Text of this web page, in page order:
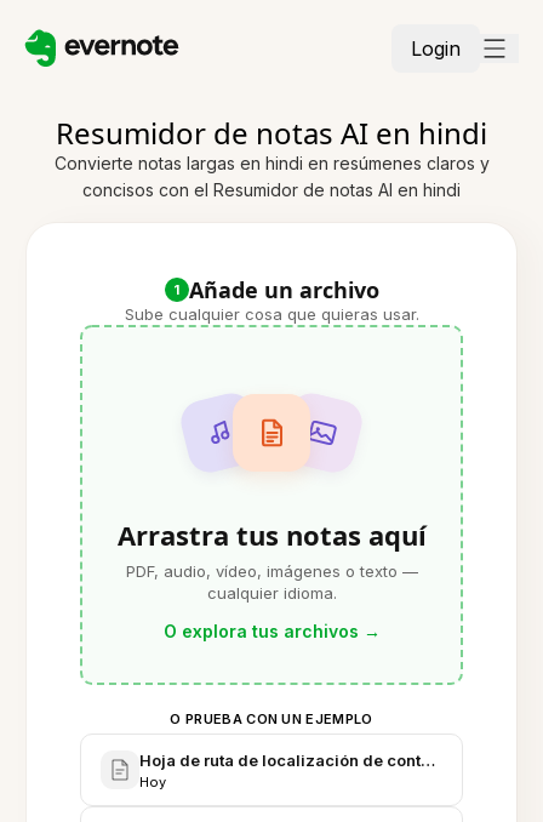
Login
Resumidor de notas AI en hindi
Convierte notas largas en hindi en resúmenes claros y
concisos con el Resumidor de notas AI en hindi
1 Añade un archivo
Sube cualquier cosa que quieras usar.
Arrastra tus notas aquí
PDF, audio, vídeo, imágenes o texto —
cualquier idioma.
O explora tus archivos →
O PRUEBA CON UN EJEMPLO
Hoja de ruta de localización de contenido en hindi
Hoy